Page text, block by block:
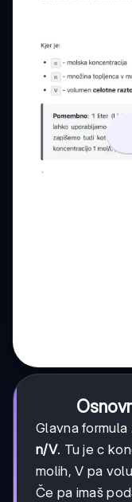
Glavna
n/V. Tu je c
molih, V pa
Če pa imaš